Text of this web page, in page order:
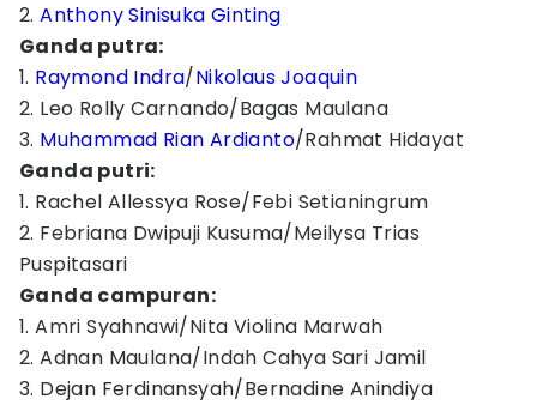
2.Anthony Sinisuka Ginting
Ganda putra:
1. Raymond Indra/Nikolaus Joaquin
2. Leo Rolly Carnando/Bagas Maulana
3. Muhammad Rian Ardianto/Rahmat Hidayat
Ganda putri:
1. Rachel Allessya Rose/Febi Setianingrum
2. Febriana Dwipuji Kusuma/Meilysa Trias
Puspitasari
Ganda campuran:
1. Amri Syahnawi/Nita Violina Marwah
2. Adnan Maulana/Indah Cahya Sari Jamil
3. Dejan Ferdinansyah/Bernadine Anindiya